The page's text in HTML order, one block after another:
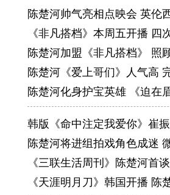
陈楚河帅气亮相点映会 英伦
《非凡搭档》本周五开播 四
陈楚河加盟《非凡搭档》 照
陈楚河《爱上哥们》人气高
陈楚河化身护宝英雄 《迫在
韩版《命中注定我爱你》崔
陈楚河将进组拍戏角色成迷
《三联生活周刊》陈楚河首
《天涯明月刀》韩国开播 陈